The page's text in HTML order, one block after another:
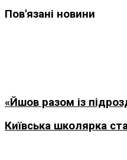
Пов'язані новини
«Йшов разом із
Київська школярка